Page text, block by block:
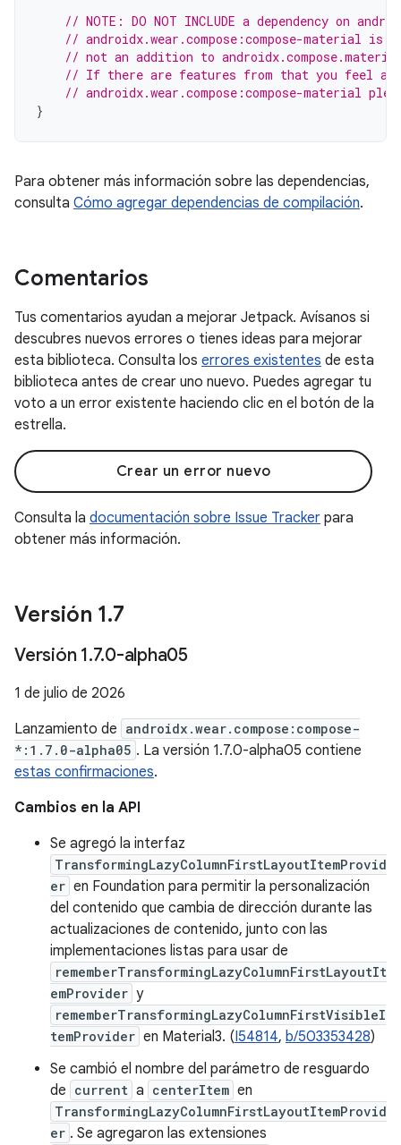
// NOTE: DO NOT INCLUDE a dependency on
// androidx.wear.compose:compose-material is
// not an addition to
// If there are features from that you feel are
// androidx.wear.compose:compose-material
}
Para obtener más información sobre las dependencias,
consulta Cómo agregar dependencias de compilación.
Comentarios
Tus comentarios ayudan a mejorar Jetpack. Avísanos si
descubres nuevos errores o tienes ideas para mejorar
esta biblioteca. Consulta los errores existentes de esta
biblioteca antes de crear uno nuevo. Puedes agregar tu
voto a un error existente haciendo clic en el botón de la
estrella.
Crear un error nuevo
Consulta la documentación sobre Issue Tracker para
obtener más información.
Versión 1.7
Versión 1.7.0-alpha05
1 de julio de 2026
Lanzamiento de androidx.wear.compose:compose-
*:1.7.0-alpha05 . La versión 1.7.0-alpha05 contiene
estas confirmaciones.
Cambios en la API
Se agregó la interfaz
TransformingLazyColumnFirstLayoutItemProvid
er en Foundation para permitir la personalización
del contenido que cambia de dirección durante las
actualizaciones de contenido, junto con las
implementaciones listas para usar de
rememberTransformingLazyColumnFirstLayoutIt
emProvider y
rememberTransformingLazyColumnFirstVisibleI
temProvider en Material3. (I54814, b/503353428)
Se cambió el nombre del parámetro de resguardo
de current a centerItem en
TransformingLazyColumnFirstLayoutItemProvid
er . Se agregaron las extensiones